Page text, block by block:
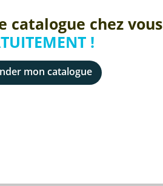
catalogue chez vous
!
mon catalogue